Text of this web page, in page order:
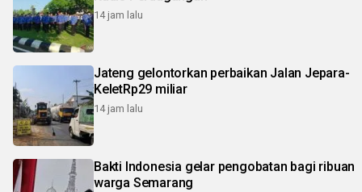
14 jam lalu
Jateng gelontorkan perbaikan Jalan Jepara-
KeletRp29 miliar
14 jam lalu
Bakti Indonesia gelar pengobatan bagi ribuan
warga Semarang